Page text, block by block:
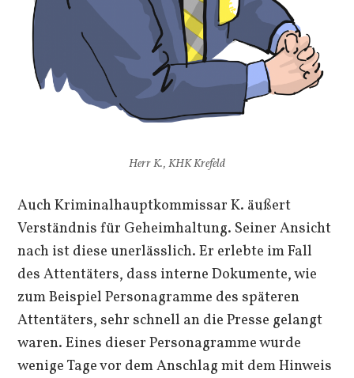
Herr K., KHK Krefeld
Auch Kriminalhauptkommissar K. äußert
Verständnis für Geheimhaltung. Seiner Ansicht
nach ist diese unerlässlich. Er erlebte im Fall
des Attentäters, dass interne Dokumente, wie
zum Beispiel Personagramme des späteren
Attentäters, sehr schnell an die Presse gelangt
waren. Eines dieser Personagramme wurde
wenige Tage vor dem Anschlag mit dem Hinweis